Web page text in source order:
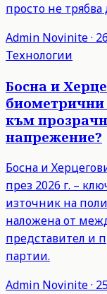
просто не трябва
Admin Novinite·
Технологии
Босна и
биометрични
към
напрежение?
Босна и
през 2026 г. –
източник на
наложена от
представител и
партии.
Admin Novinite·